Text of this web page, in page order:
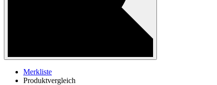
Merkliste
Produktvergleich